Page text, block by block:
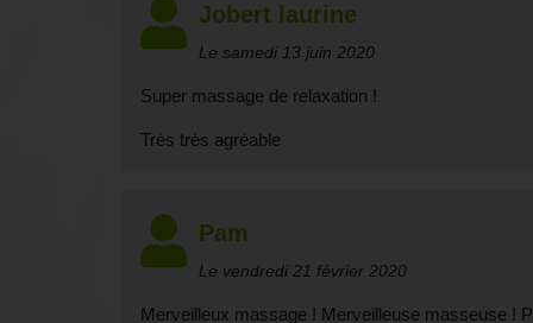
Jobert laurine
Le samedi 13 juin 2020
Super massage de relaxation !
Très très agréable
Pam
Le vendredi 21 février 2020
Merveilleux massage ! Merveilleuse masseuse !